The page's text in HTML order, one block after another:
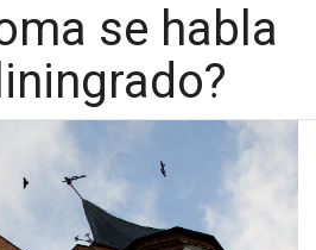
se habla